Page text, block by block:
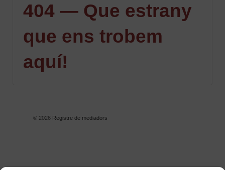
404 — Que estrany
que ens trobem
aquí!
© 2026Registre de mediadors